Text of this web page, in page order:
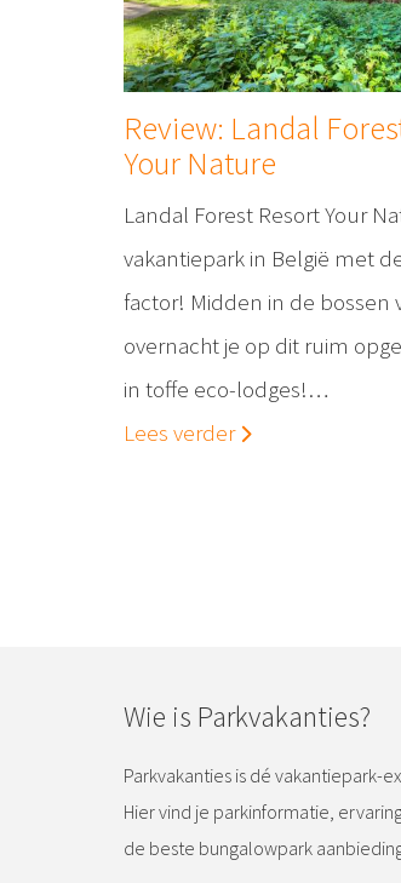
Review: Landal
Your Nature
Landal Forest Resort Your
vakantiepark in België met
factor! Midden in de bossen
overnacht je op dit ruim
in toffe eco-lodges!…
Lees verder
Wie is Parkvakanties?
Parkvakanties is dé vakantiepark-
Hier vind je parkinformatie,
de beste bungalowpark